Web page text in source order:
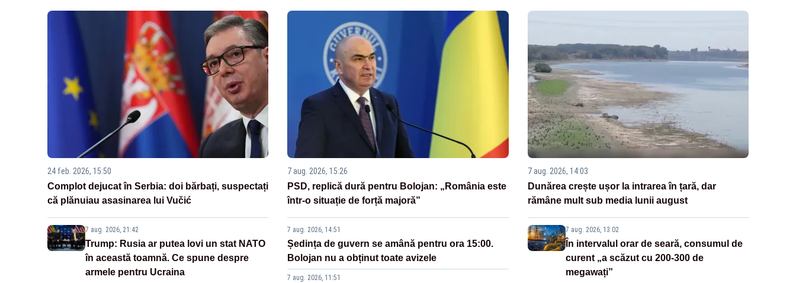
24 feb. 2026, 15:50
Complot dejucat în Serbia: doi bărbați, suspectați
că plănuiau asasinarea lui Vučić
7 aug. 2026, 21:42
Trump: Rusia ar putea lovi un stat NATO
în această toamnă. Ce spune despre
armele pentru Ucraina
7 aug. 2026, 15:26
PSD, replică dură pentru Bolojan: „România este
într-o situație de forță majoră”
7 aug. 2026, 14:51
Ședința de guvern se amână pentru ora 15:00.
Bolojan nu a obținut toate avizele
7 aug. 2026, 11:51
7 aug. 2026, 14:03
Dunărea crește ușor la intrarea în țară, dar
rămâne mult sub media lunii august
7 aug. 2026, 13:02
În intervalul orar de seară, consumul de
curent „a scăzut cu 200-300 de
megawați”